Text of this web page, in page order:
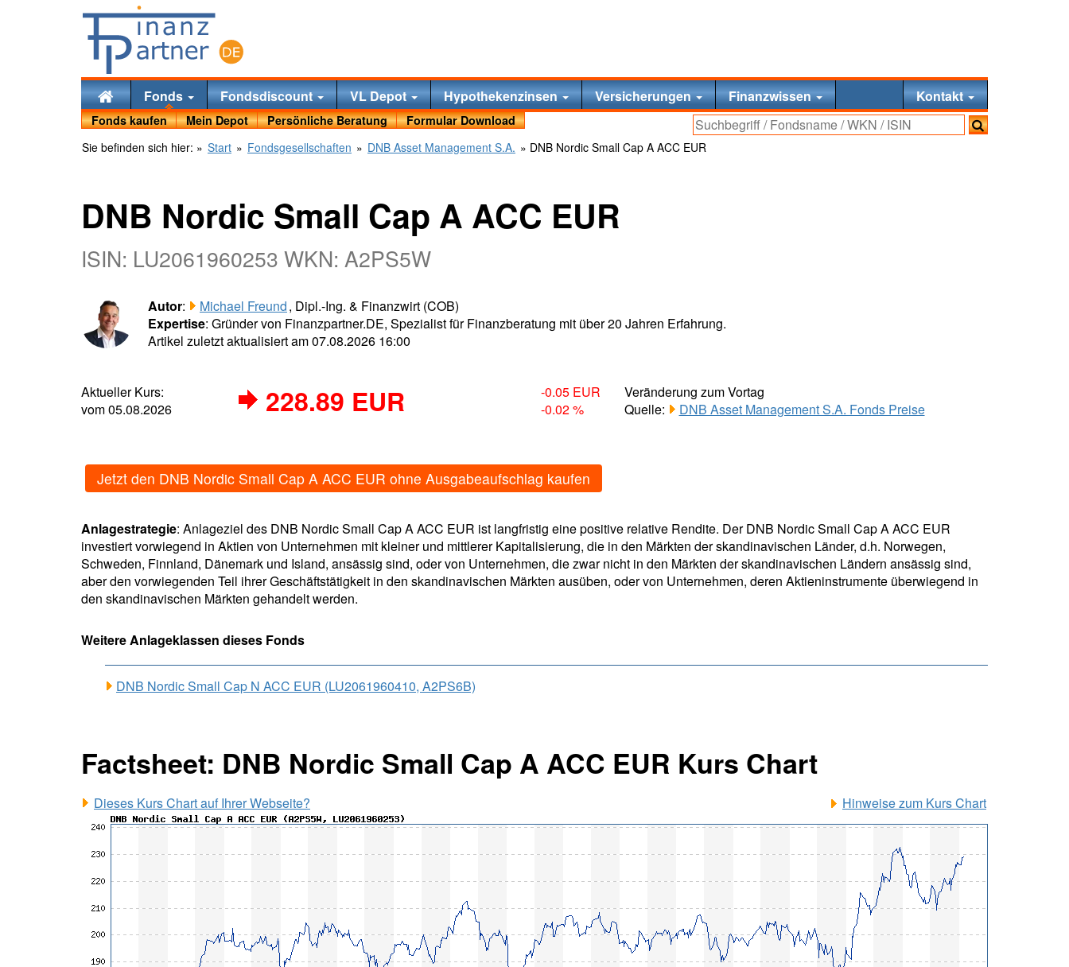
Fonds Fondsdiscount VL Depot Hypothekenzinsen Versicherungen Finanzwissen Kontakt
Fonds kaufen Mein Depot Persönliche Beratung
Formular Download
Sie befinden sich hier: » Start » Fondsgesellschaften » DNB Asset Management S.A. » DNB Nordic Small Cap A ACC EUR
DNB Nordic Small Cap A ACC EUR
ISIN: LU2061960253 WKN: A2PS5W
Autor: Michael Freund, Dipl.-Ing. & Finanzwirt (COB)
Expertise: Gründer von Finanzpartner.DE, Spezialist für Finanzberatung mit über 20 Jahren Erfahrung.
Artikel zuletzt aktualisiert am 07.08.2026 16:00
Aktueller Kurs:
vom 05.08.2026
228.89 EUR
-0.05 EUR
-0.02 %
Veränderung zum Vortag
Quelle:
DNB Asset Management S.A. Fonds Preise
Jetzt den DNB Nordic Small Cap A ACC EUR ohne Ausgabeaufschlag kaufen
Anlagestrategie: Anlageziel des DNB Nordic Small Cap A ACC EUR ist langfristig eine positive relative Rendite. Der DNB Nordic Small Cap A ACC EUR
investiert vorwiegend in Aktien von Unternehmen mit kleiner und mittlerer Kapitalisierung, die in den Märkten der skandinavischen Länder, d.h. Norwegen,
Schweden, Finnland, Dänemark und Island, ansässig sind, oder von Unternehmen, die zwar nicht in den Märkten der skandinavischen Ländern ansässig sind,
aber den vorwiegenden Teil ihrer Geschäftstätigkeit in den skandinavischen Märkten ausüben, oder von Unternehmen, deren Aktieninstrumente überwiegend in
den skandinavischen Märkten gehandelt werden.
Weitere Anlageklassen dieses Fonds
DNB Nordic Small Cap N ACC EUR (LU2061960410, A2PS6B)
Factsheet: DNB Nordic Small Cap A ACC EUR Kurs Chart
Dieses Kurs Chart auf Ihrer Webseite? Hinweise zum Kurs Chart